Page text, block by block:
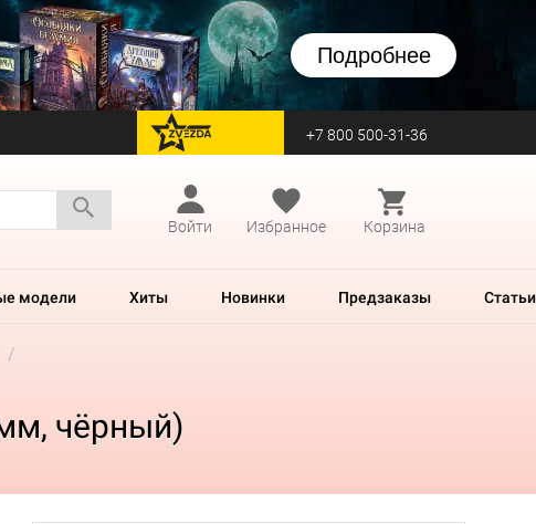
Подробнее
перейти на Zvezda +7 800 500-31-36
Войти
Избранное Корзина
модели Хиты Новинки Предзаказы Статьи
чёрный)